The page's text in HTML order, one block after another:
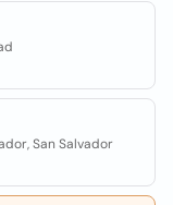
San Salvador